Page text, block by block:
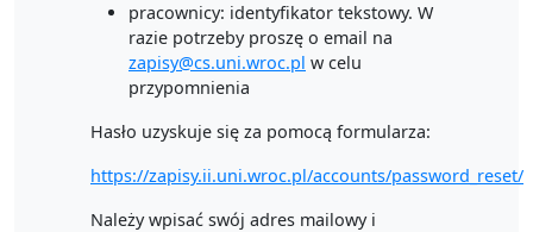
pracownicy: identyfikator tekstowy. W
razie potrzeby proszę o email na
zapisy@cs.uni.wroc.pl w celu
przypomnienia
Hasło uzyskuje się za pomocą formularza:
https://zapisy.ii.uni.wroc.pl/accounts/password_reset/
Należy wpisać swój adres mailowy i